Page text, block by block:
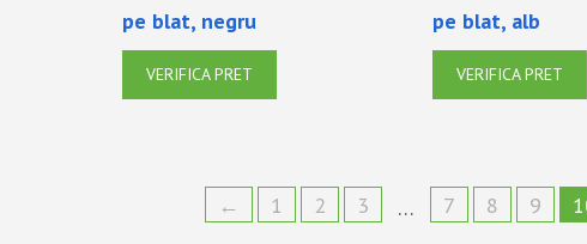
pe blat, negru
VERIFICA PRET
pe blat, alb
VERIFICA PRET
← 1 2 3 … 7 8 9